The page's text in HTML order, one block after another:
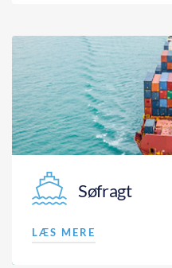
Søfragt
LÆS MERE